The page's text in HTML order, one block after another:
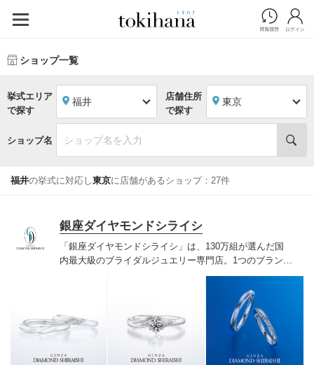
ショップ一覧
挙式エリア
で探す
福井
店舗住所
で探す
東京
ショップ名
福井の挙式に対応し東京に店舗があるショップ：27件
銀座ダイヤモンドシライシ
「銀座ダイヤモンドシライシ」は、130万組が選んだ国
内最大級のブライダルジュエリー専門店。1つのブランド
では国内最大級の700種類以上の豊富なデザインを取り
揃え、ふたりの「似合う」と「好き」を同時に叶えた満
足の選択ができる指輪をご提案しています。多くのお客
様にご満足いただけている、一生身に着けるための指輪
のクオリティや購入後のアフターサービスをぜひ一度店
頭でお確かめください。